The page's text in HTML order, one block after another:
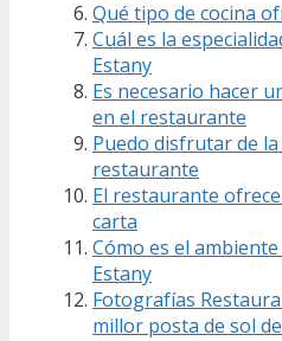
Qué tipo de cocina
Cuál es la
Estany
Es necesario hacer
en el restaurante
Puedo disfrutar de
restaurante
El restaurante
carta
Cómo es el
Estany
Fotografías
millor posta de sol